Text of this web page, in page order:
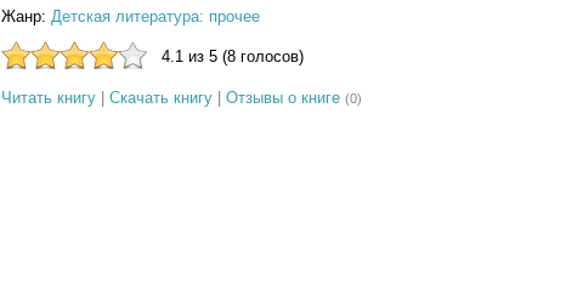
Жанр: Детская литература: прочее
4.1 из 5 (8 голосов)
Читать книгу| Скачать книгу| Отзывы о книге (0)